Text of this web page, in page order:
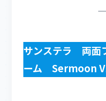
サンステラ 両面
ーム Sermoon